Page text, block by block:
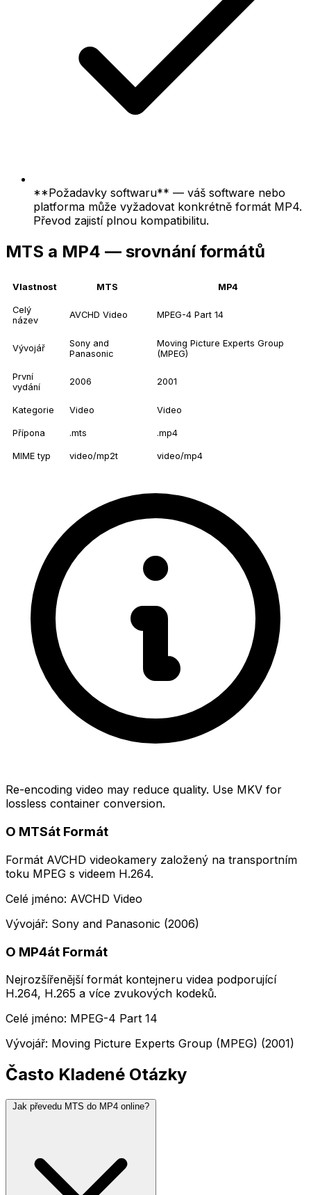
**Požadavky softwaru** — váš software nebo
platforma může vyžadovat konkrétně formát MP4.
Převod zajistí plnou kompatibilitu.
MTS a MP4 — srovnání formátů
Vlastnost MTS MP4
Celý
název
AVCHD Video MPEG-4 Part 14
Vývojář
Sony and
Panasonic
Moving Picture Experts Group
(MPEG)
První
vydání
2006 2001
Kategorie Video Video
Přípona .mts .mp4
MIME typ video/mp2t video/mp4
Re-encoding video may reduce quality. Use MKV for
lossless container conversion.
O MTSát Formát
Formát AVCHD videokamery založený na transportním
toku MPEG s videem H.264.
Celé jméno: AVCHD Video
Vývojář: Sony and Panasonic (2006)
O MP4át Formát
Nejrozšířenější formát kontejneru videa podporující
H.264, H.265 a více zvukových kodeků.
Celé jméno: MPEG-4 Part 14
Vývojář: Moving Picture Experts Group (MPEG) (2001)
Často Kladené Otázky
Jak převedu MTS do MP4 online?